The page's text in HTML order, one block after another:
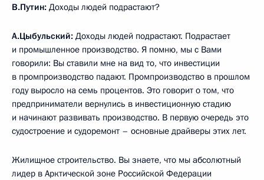
В.Путин: Доходы людей подрастают?
А.Цыбульский: Доходы людей подрастают. Подрастает
и промышленное производство. Я помню, мы с Вами
говорили: Вы ставили мне на вид то, что инвестиции
в промпроизводство падают. Промпроизводство в прошлом
году выросло на семь процентов. Это говорит о том, что
предприниматели вернулись в инвестиционную стадию
и начинают развивать производство. В первую очередь это
судостроение и судоремонт – основные драйверы этих лет.
Жилищное строительство. Вы знаете, что мы абсолютный
лидер в Арктической зоне Российской Федерации